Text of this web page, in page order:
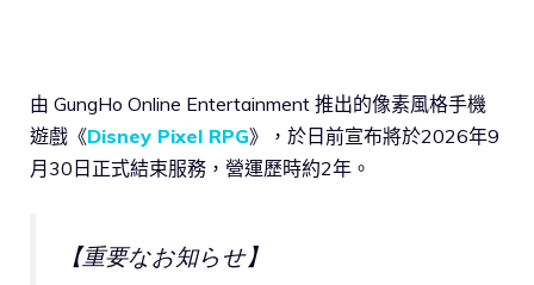
由 GungHo Online Entertainment 推出的像素風格手機
遊戲《Disney Pixel RPG》，於日前宣布將於2026年9
月30日正式結束服務，營運歷時約2年。
【重要なお知らせ】